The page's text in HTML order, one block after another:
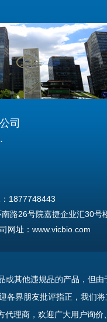
司
1877748443
路26号院嘉捷企业汇30号
网址：www.vicbio.com
或其他违规品的产品，但
各界朋友批评指正，我们
代理商，欢迎广大用户询